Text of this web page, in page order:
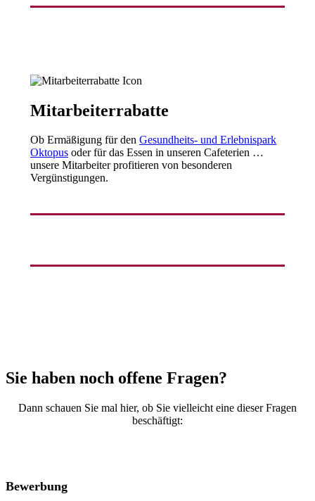
Mitarbeiterrabatte
Ob Ermäßigung für den Gesundheits- und Erlebnispark
Oktopus oder für das Essen in unseren Cafeterien …
unsere Mitarbeiter profitieren von besonderen
Vergünstigungen.
Sie haben noch offene Fragen?
Dann schauen Sie mal hier, ob Sie vielleicht eine dieser Fragen
beschäftigt:
Bewerbung